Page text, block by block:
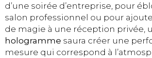
d’une soirée d’entreprise, pour
salon professionnel ou pour
de magie à une réception privée,
hologramme saura créer une
mesure qui correspond à